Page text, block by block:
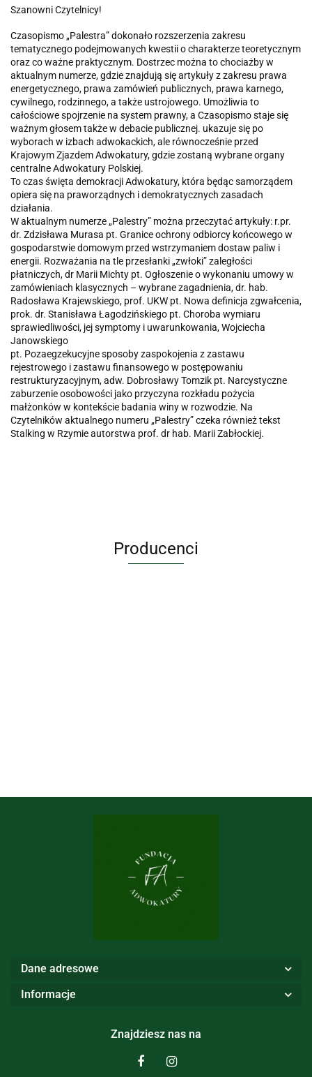
Szanowni Czytelnicy!
Czasopismo „Palestra” dokonało rozszerzenia zakresu
tematycznego podejmowanych kwestii o charakterze teoretycznym
oraz co ważne praktycznym. Dostrzec można to chociażby w
aktualnym numerze, gdzie znajdują się artykuły z zakresu prawa
energetycznego, prawa zamówień publicznych, prawa karnego,
cywilnego, rodzinnego, a także ustrojowego. Umożliwia to
całościowe spojrzenie na system prawny, a Czasopismo staje się
ważnym głosem także w debacie publicznej. ukazuje się po
wyborach w izbach adwokackich, ale równocześnie przed
Krajowym Zjazdem Adwokatury, gdzie zostaną wybrane organy
centralne Adwokatury Polskiej.
To czas święta demokracji Adwokatury, która będąc samorządem
opiera się na praworządnych i demokratycznych zasadach
działania.
W aktualnym numerze „Palestry” można przeczytać artykuły: r.pr.
dr. Zdzisława Murasa pt. Granice ochrony odbiorcy końcowego w
gospodarstwie domowym przed wstrzymaniem dostaw paliw i
energii. Rozważania na tle przesłanki „zwłoki” zaległości
płatniczych, dr Marii Michty pt. Ogłoszenie o wykonaniu umowy w
zamówieniach klasycznych – wybrane zagadnienia, dr. hab.
Radosława Krajewskiego, prof. UKW pt. Nowa definicja zgwałcenia,
prok. dr. Stanisława Łagodzińskiego pt. Choroba wymiaru
sprawiedliwości, jej symptomy i uwarunkowania, Wojciecha
Janowskiego
pt. Pozaegzekucyjne sposoby zaspokojenia z zastawu
rejestrowego i zastawu finansowego w postępowaniu
restrukturyzacyjnym, adw. Dobrosławy Tomzik pt. Narcystyczne
zaburzenie osobowości jako przyczyna rozkładu pożycia
małżonków w kontekście badania winy w rozwodzie. Na
Czytelników aktualnego numeru „Palestry” czeka również tekst
Stalking w Rzymie autorstwa prof. dr hab. Marii Zabłockiej.
Producenci
Dane adresowe
Informacje
Znajdziesz nas na